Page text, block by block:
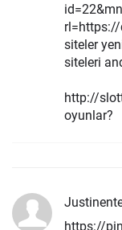
rl=https://
siteler
siteleri
http://
oyunlar?
https://